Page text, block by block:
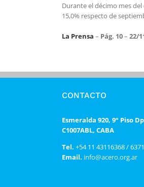
Durante el décimo mes
15,0% respecto de
La Prensa – Pág. 10– 22/
CONTACTO
Esmeralda 920, 9° Piso
C1007ABL, CABA
Tel. +54 11 43116368 / 6371
Email. info@acero.org.ar